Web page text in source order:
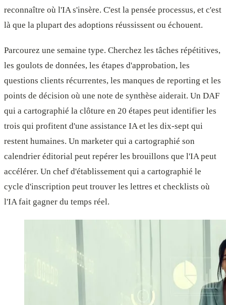
reconnaître où l'IA s'insère. C'est la pensée processus, et c'est
là que la plupart des adoptions réussissent ou échouent.
Parcourez une semaine type. Cherchez les tâches répétitives,
les goulots de données, les étapes d'approbation, les
questions clients récurrentes, les manques de reporting et les
points de décision où une note de synthèse aiderait. Un DAF
qui a cartographié la clôture en 20 étapes peut identifier les
trois qui profitent d'une assistance IA et les dix-sept qui
restent humaines. Un marketer qui a cartographié son
calendrier éditorial peut repérer les brouillons que l'IA peut
accélérer. Un chef d'établissement qui a cartographié le
cycle d'inscription peut trouver les lettres et checklists où
l'IA fait gagner du temps réel.